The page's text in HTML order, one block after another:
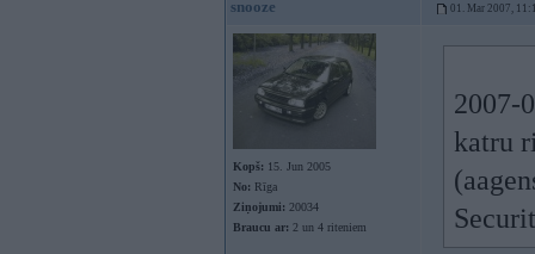
snooze 01. Mar 2007,
Kopš: 15. Jun 2005
No: Rīga
Ziņojumi: 20034
Braucu ar: 2 un 4 riteniem
2007-
katru